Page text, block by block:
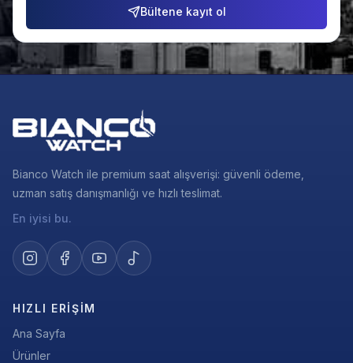
Bültene kayıt ol
Bianco Watch ile premium saat alışverişi: güvenli ödeme,
uzman satış danışmanlığı ve hızlı teslimat.
En iyisi bu.
HIZLI ERIŞIM
Ana Sayfa
Ürünler